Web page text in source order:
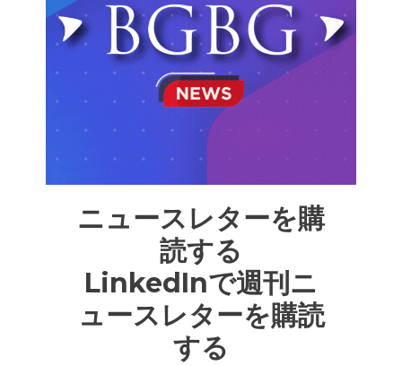
ニュースレターを購
読する
LinkedInで週刊ニ
ュースレターを購読
する